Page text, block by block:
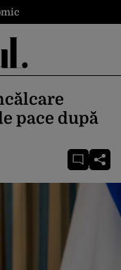
pace după